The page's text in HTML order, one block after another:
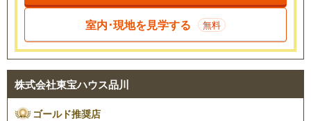
室内･現地を見学する 無料
株式会社東宝ハウス品川
ゴールド推奨店